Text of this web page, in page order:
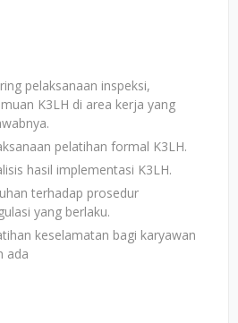
pelaksanaan inspeksi,
K3LH di area kerja yang
pelatihan formal K3LH.
hasil implementasi K3LH.
terhadap prosedur
yang berlaku.
keselamatan bagi karyawan
ada